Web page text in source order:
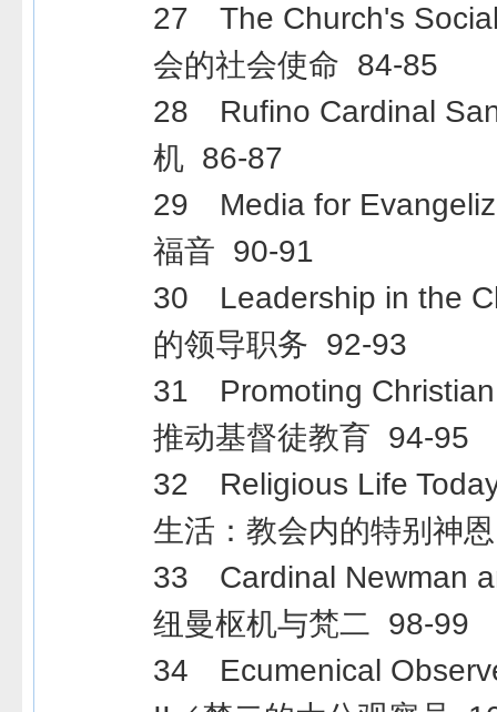
27 The Church's
会的社会使命 84-85
28 Rufino Cardinal
机 86-87
29 Media for
福音 90-91
30 Leadership in the
的领导职务 92-93
31 Promoting
推动基督徒教育 94-95
32 Religious Life
生活：教会内的特别神
33 Cardinal Newman
纽曼枢机与梵二 98-99
34 Ecumenical